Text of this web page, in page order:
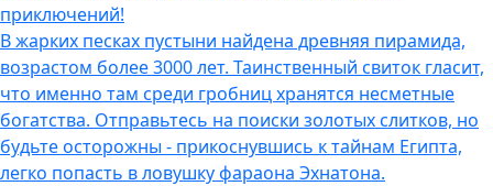
приключений!
В жарких песках пустыни найдена древняя пирамида,
возрастом более 3000 лет. Таинственный свиток гласит,
что именно там среди гробниц хранятся несметные
богатства. Отправьтесь на поиски золотых слитков, но
будьте осторожны - прикоснувшись к тайнам Египта,
легко попасть в ловушку фараона Эхнатона.